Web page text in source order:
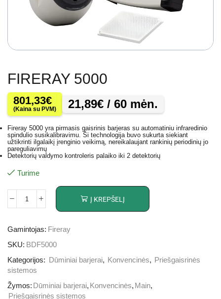
FIRERAY 5000
801,33€
(Kaina su PVM) 21,89€ / 60 mėn.
Fireray 5000 yra pirmasis gaisrinis barjeras su automatiniu infraredinio
spindulio susikalibravimu. Ši technologija buvo sukurta siekiant
užtikrinti ilgalaikį įrenginio veikimą, nereikalaujant rankinių periodinių jo
pareguliavimų
Detektorių valdymo kontroleris palaiko iki 2 detektorių
Turime
Į KREPŠELĮ
Gamintojas: Fireray
SKU: BDF5000
Kategorijos:
Dūminiai barjerai, Konvencinės, Priešgaisrinės
sistemos
Žymos: Dūminiai barjerai, Konvencinės, Main,
Priešgaisrinės sistemos